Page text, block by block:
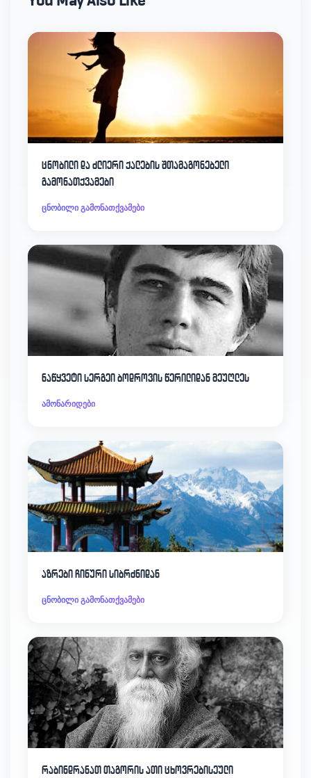
ცნობილი და ძლიერი ქალების შთამაგონებელი
გამონათქვამები
ცნობილი გამონათქვამები
ნაწყვეტი სერგეი ბოდროვის წერილიდან მეუღლეს
ამონარიდები
აზრები ჩინური სიბრძნიდან
ცნობილი გამონათქვამები
რაბინდრანათ თაგორის ათი ცხოვრებისეული